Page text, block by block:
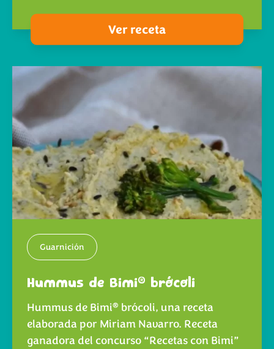
Ver receta
Guarnición
Hummus de Bimi® brócoli
Hummus de Bimi® brócoli, una receta
elaborada por Miriam Navarro. Receta
ganadora del concurso “Recetas con Bimi”